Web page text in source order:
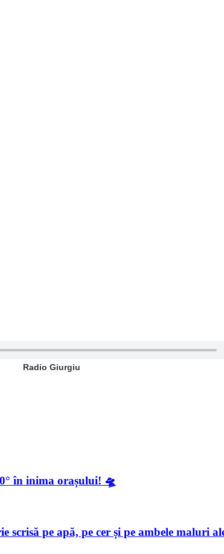
Radio Giurgiu
în inima orașului! 🛸
scrisă pe apă, pe cer și pe ambele maluri